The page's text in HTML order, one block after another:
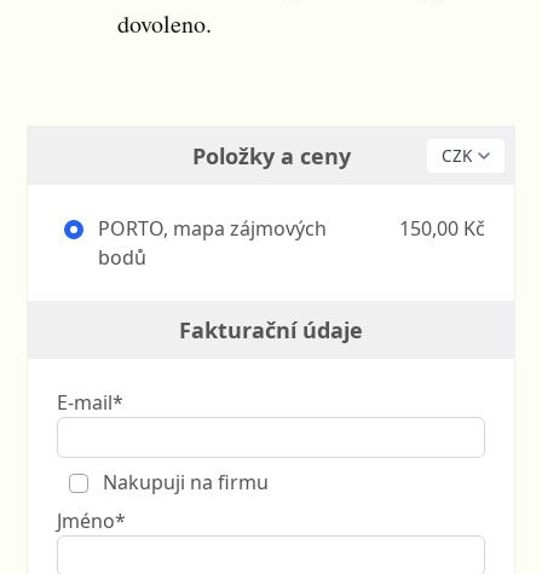
dovoleno.
Položky a ceny
PORTO, mapa zájmových
bodů
150,00 Kč
Fakturační údaje
E-mail*
Nakupuji na firmu
Jméno*